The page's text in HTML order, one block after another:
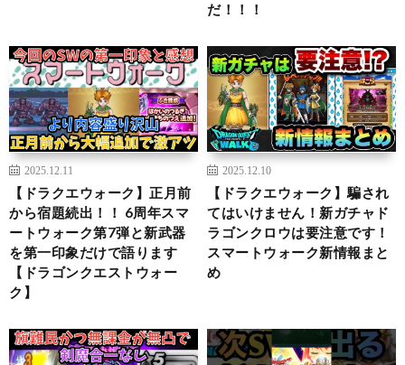
だ！！！
2025.12.11
【ドラクエウォーク】正月前
から宿題続出！！ 6周年スマ
ートウォーク第7弾と新武器
を第一印象だけで語ります
【ドラゴンクエストウォー
ク】
2025.12.10
【ドラクエウォーク】騙され
てはいけません！新ガチャド
ラゴンクロウは要注意です！
スマートウォーク新情報まと
め